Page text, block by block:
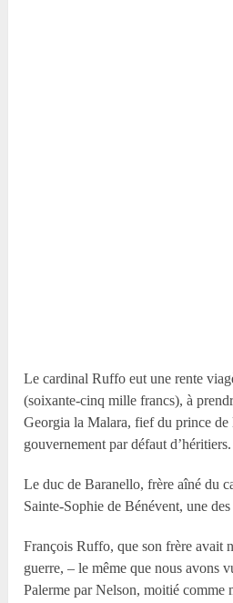
Le cardinal Ruffo eut une rente
(soixante-cinq mille francs), à
Georgia la Malara, fief du prince de
gouvernement par défaut d’héritiers.
Le duc de Baranello, frère aîné du
Sainte-Sophie de Bénévent, une
François Ruffo, que son frère avait
guerre, – le même que nous avons
Palerme par Nelson, moitié comme